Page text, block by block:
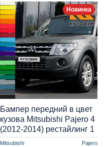
Новинка
Mitsubishi Pajero
Бампер передний в цвет
кузова Mitsubishi Pajero 4
(2012-2014) рестайлинг 1